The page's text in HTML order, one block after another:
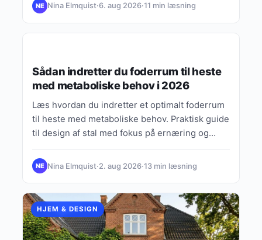
NE Nina Elmquist·6. aug 2026·11 min læsning
Sådan indretter du foderrum til heste
med metaboliske behov i 2026
Læs hvordan du indretter et optimalt foderrum
til heste med metaboliske behov. Praktisk guide
til design af stal med fokus på ernæring og
NE Nina Elmquist·2. aug 2026·13 min læsning
HJEM & DESIGN